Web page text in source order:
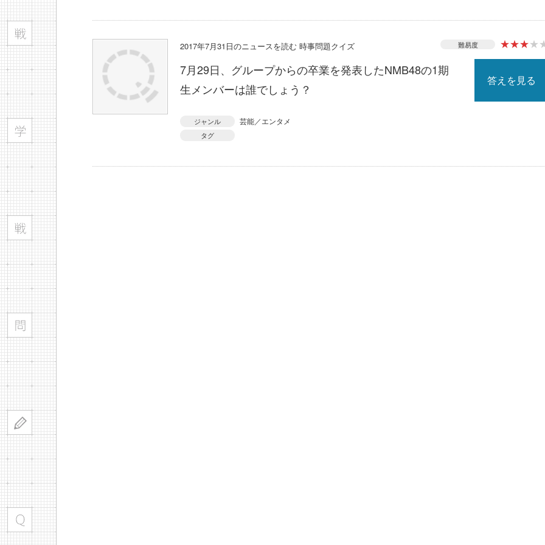
2017年7月31日のニュースを読む 時事問題クイズ 難易度 ★★★★
7月29日、グループからの卒業を発表したNMB48の1期
生メンバーは誰でしょう？
答えを見る
ジャンル 芸能／エンタメ
タグ